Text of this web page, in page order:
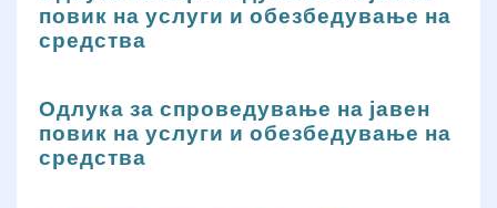
повик на услуги и обезбедување на
средства
Одлука за спроведување на јавен
повик на услуги и обезбедување на
средства